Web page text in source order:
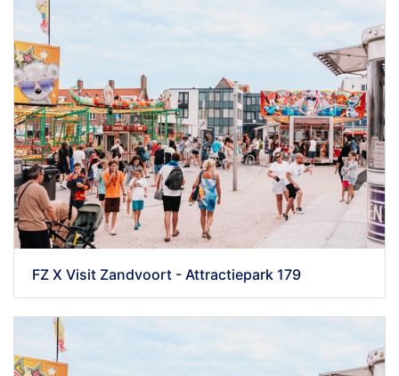
FZ X Visit Zandvoort - Attractiepark 179